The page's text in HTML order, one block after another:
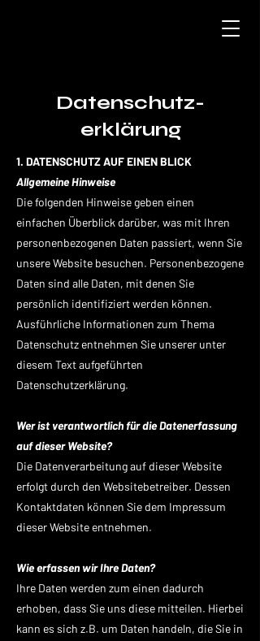
Datenschutz-
erklärung
1. DATENSCHUTZ AUF EINEN BLICK
Allgemeine Hinweise
Die folgenden Hinweise geben einen
einfachen Überblick darüber, was mit Ihren
personenbezogenen Daten passiert, wenn Sie
unsere Website besuchen. Personenbezogene
Daten sind alle Daten, mit denen Sie
persönlich identifiziert werden können.
Ausführliche Informationen zum Thema
Datenschutz entnehmen Sie unserer unter
diesem Text aufgeführten
Datenschutzerklärung.
Wer ist verantwortlich für die Datenerfassung
auf dieser Website?
Die Datenverarbeitung auf dieser Website
erfolgt durch den Websitebetreiber. Dessen
Kontaktdaten können Sie dem Impressum
dieser Website entnehmen.
Wie erfassen wir Ihre Daten?
Ihre Daten werden zum einen dadurch
erhoben, dass Sie uns diese mitteilen. Hierbei
kann es sich z.B. um Daten handeln, die Sie in